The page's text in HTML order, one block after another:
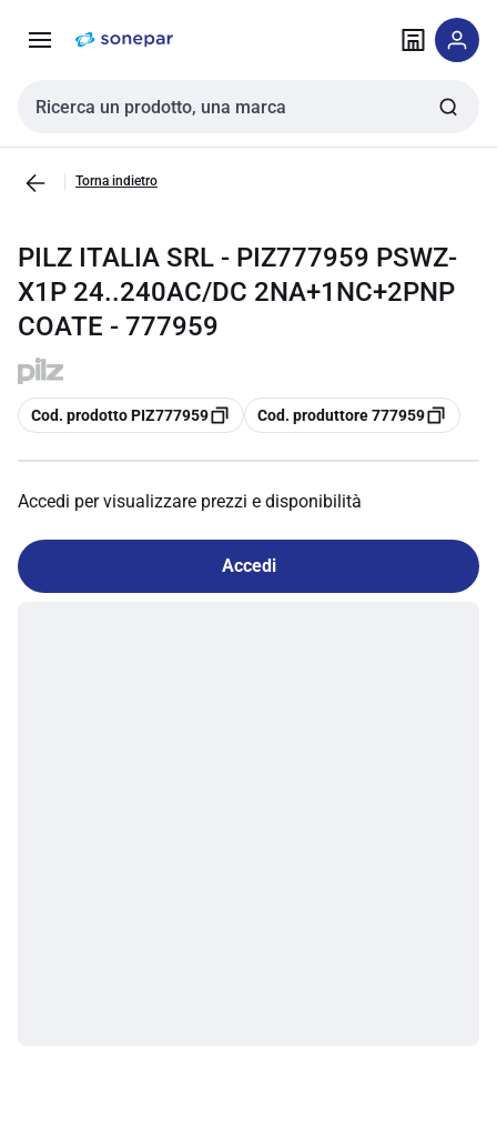
navigazione alla
Cerca input
Torna indietro
PILZ ITALIA SRL - PIZ777959 PSWZ-
X1P 24..240AC/DC 2NA+1NC+2PNP
COATE - 777959
copia
Cod. prodotto PIZ777959 copia
Cod. produttore 777959
Accedi per visualizzare prezzi e disponibilità
Accedi